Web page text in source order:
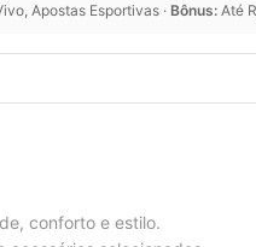
Apostas Esportivas · Bônus: Até
conforto e estilo.